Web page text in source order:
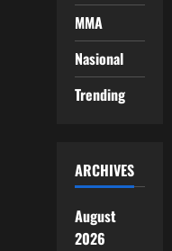
MMA
Nasional
Trending
ARCHIVES
August
2026